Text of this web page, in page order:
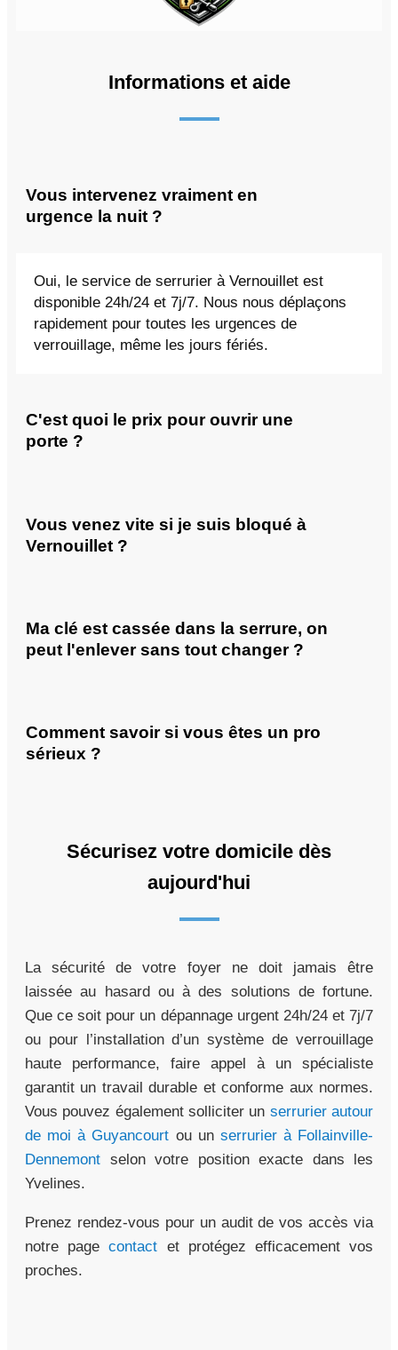
Informations et aide
Vous intervenez vraiment en
urgence la nuit ?
Oui, le service de serrurier à Vernouillet est
disponible 24h/24 et 7j/7. Nous nous déplaçons
rapidement pour toutes les urgences de
verrouillage, même les jours fériés.
C'est quoi le prix pour ouvrir une
porte ?
Vous venez vite si je suis bloqué à
Vernouillet ?
Ma clé est cassée dans la serrure, on
peut l'enlever sans tout changer ?
Comment savoir si vous êtes un pro
sérieux ?
Sécurisez votre domicile dès
aujourd'hui
La sécurité de votre foyer ne doit jamais être
laissée au hasard ou à des solutions de fortune.
Que ce soit pour un dépannage urgent 24h/24 et 7j/7
ou pour l’installation d’un système de verrouillage
haute performance, faire appel à un spécialiste
garantit un travail durable et conforme aux normes.
Vous pouvez également solliciter un serrurier autour
de moi à Guyancourt ou un serrurier à Follainville-
Dennemont selon votre position exacte dans les
Yvelines.
Prenez rendez-vous pour un audit de vos accès via
notre pagecontact et protégez efficacement vos
proches.